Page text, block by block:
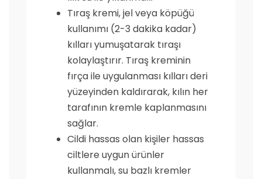
Tıraş kremi, jel veya köpüğü
kullanımı (2-3 dakika kadar)
kılları yumuşatarak tıraşı
kolaylaştırır. Tıraş kreminin
fırça ile uygulanması kılları deri
yüzeyinden kaldırarak, kılın her
tarafının kremle kaplanmasını
sağlar.
Cildi hassas olan kişiler hassas
ciltlere uygun ürünler
kullanmalı, su bazlı kremler